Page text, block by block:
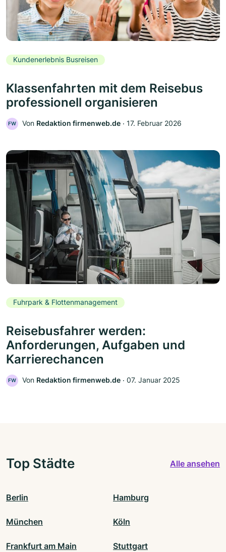
Kundenerlebnis Busreisen
Klassenfahrten mit dem Reisebus
professionell organisieren
FW Von Redaktion firmenweb.de ‧ 17. Februar 2026
Fuhrpark & Flottenmanagement
Reisebusfahrer werden:
Anforderungen, Aufgaben und
Karrierechancen
FW Von Redaktion firmenweb.de ‧ 07. Januar 2025
Top Städte Alle ansehen
Berlin Hamburg
München Köln
Frankfurt am Main Stuttgart